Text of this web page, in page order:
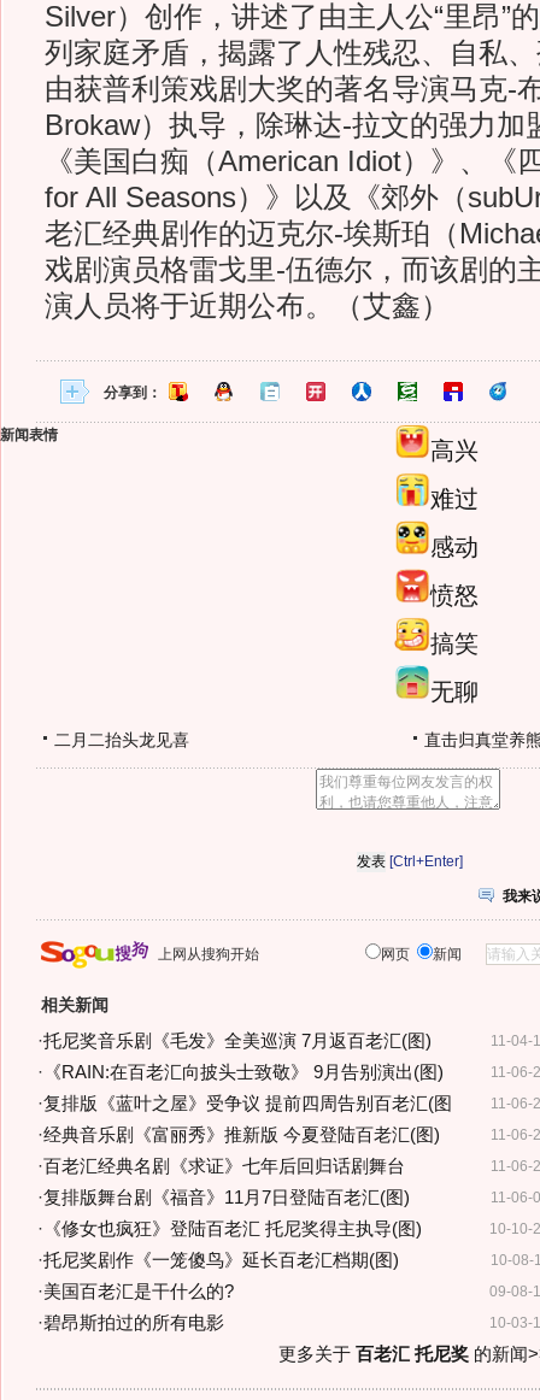
Silver）创作，讲述了由主人公“里昂”
列家庭矛盾，揭露了人性残忍、自私
由获普利策戏剧大奖的著名导演马克-
Brokaw）执导，除琳达-拉文的强力加
《美国白痴（American Idiot）》、《
for All Seasons）》以及《郊外（
老汇经典剧作的迈克尔-埃斯珀（
戏剧演员格雷戈里-伍德尔，而该剧的
演人员将于近期公布。（艾鑫）
分享到：
新闻表情
高兴
难过
感动
愤怒
搞笑
无聊
二月二抬头龙见喜 直击归真堂养
[Ctrl+Enter]
我来
上网从搜狗开始 网页 新闻
相关新闻
11-04-
·托尼奖音乐剧《毛发》全美巡演 7月返百老汇(图)
11-06-
· 《RAIN:在百老汇向披头士致敬》 9月告别演出(图)
11-06-
·复排版《蓝叶之屋》受争议 提前四周告别百老汇(图
11-06-
·经典音乐剧《富丽秀》推新版 今夏登陆百老汇(图)
11-06-
·百老汇经典名剧《求证》七年后回归话剧舞台
11-06-
·复排版舞台剧《福音》11月7日登陆百老汇(图)
10-10-
· 《修女也疯狂》登陆百老汇 托尼奖得主执导(图)
10-08-
·托尼奖剧作《一笼傻鸟》延长百老汇档期(图)
09-08-
·美国百老汇是干什么的?
10-03-
·碧昂斯拍过的所有电影
更多关于 百老汇 托尼奖的新闻